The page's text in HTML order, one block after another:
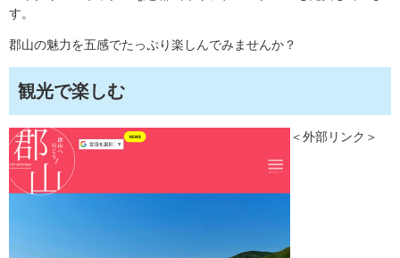
す。
郡山の魅力を五感でたっぷり楽しんでみませんか？
観光で楽しむ
＜外部リンク＞